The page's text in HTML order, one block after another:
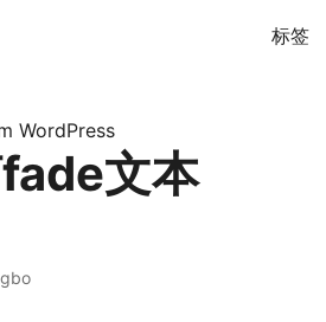
标签
WordPress
文本